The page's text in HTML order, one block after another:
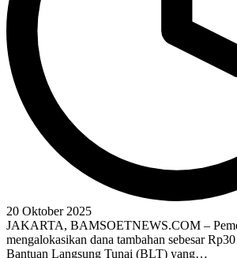
20 Oktober 2025
JAKARTA, BAMSOETNEWS.COM –
mengalokasikan dana tambahan sebesar
Bantuan Langsung Tunai (BLT) yang…